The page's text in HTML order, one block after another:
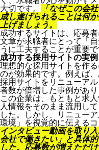
大切です。
「なぜこの会
成し遂げられることは何
上げましょう。
成功するサイトは、応募
文章が求職者にとって「
うに工夫することが重要で
成功する採用サイトの実例
理想的な採用サイトを作
のが効果的です。例えば
採用サイトをリニューア
者数が倍増した事例があり
この企業は、もともと求
人情報をそのまま流用し
した。しかし、リニュー
環境」を視覚的に伝えるコ
インタビュー動画を取り
会社で働きたい」と具体
した。応募数が増えただ